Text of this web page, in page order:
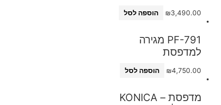
₪3,490.00 הוספה לסל
PF-791 מגירה
למדפסת
₪4,750.00 הוספה לסל
מדפסת – KONICA